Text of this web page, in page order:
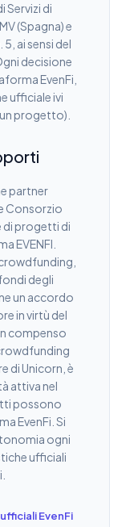
Servizi di
(Spagna) e
ai sensi del
decisione
EvenFi,
ufficiale ivi
progetto).
partner
Consorzio
di progetti di
EVENFI.
degli
un accordo
in virtù del
compenso
di Unicorn, è
attiva nel
possono
EvenFi. Si
ogni
ufficiali
EvenFi